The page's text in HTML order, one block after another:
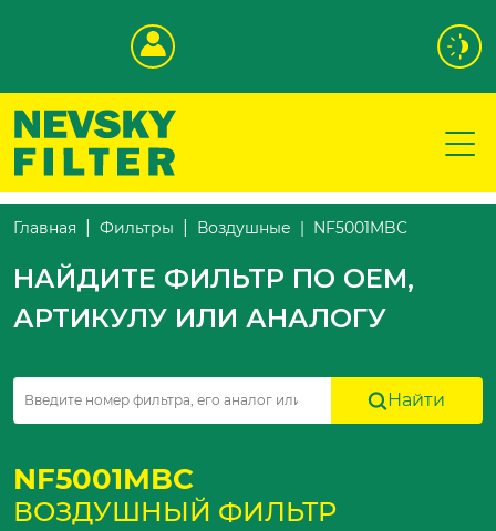
Главная Фильтры Воздушные NF5001MBC
НАЙДИТЕ ФИЛЬТР ПО OEM,
АРТИКУЛУ ИЛИ АНАЛОГУ
Найти
NF5001MBC
ВОЗДУШНЫЙ ФИЛЬТР